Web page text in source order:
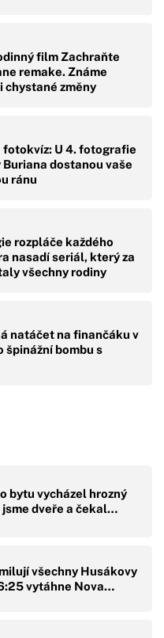
film Zachraňte
remake. Známe
chystané změny
U 4. fotografie
dostanou vaše
ránu
rozpláče každého
nasadí seriál, který za
všechny rodiny
natáčet na finančáku v
špinážní bombu s
bytu vycházel hrozný
jsme dveře a čekal…
všechny Husákovy
vytáhne Nova…